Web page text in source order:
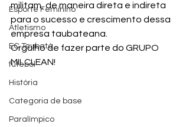
Esporte Feminino
Atletismo
EC Taubaté
futebol
História
Categoria de base
Paralímpico
militam, de maneira direta e indireta
para o sucesso e crescimento dessa
empresa taubateana.
Orgulho de fazer parte do GRUPO
MILCLEAN!